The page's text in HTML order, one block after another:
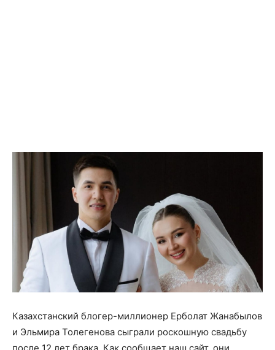
Казахстанский блогер-миллионер Ерболат Жанабылов
и Эльмира Толегенова сыграли роскошную свадьбу